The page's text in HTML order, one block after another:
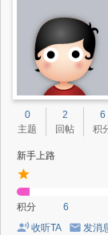
0
主题
2
回帖
6
积
新手上路
积分
6
收听TA
发消